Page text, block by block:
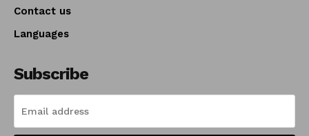
Contact us
Languages
Subscribe